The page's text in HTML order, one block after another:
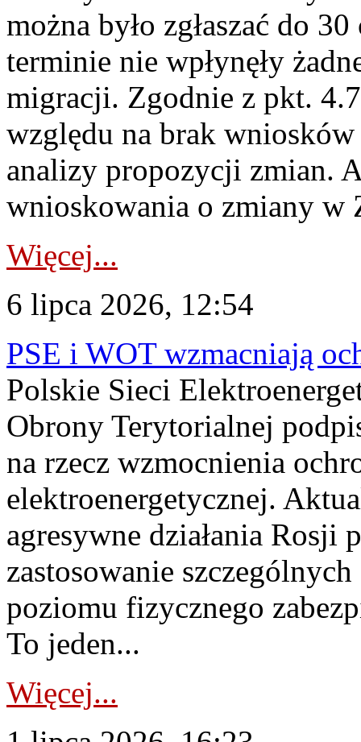
można było zgłaszać do
terminie nie wpłynęły
migracji. Zgodnie z pkt.
względu na brak
analizy propozycji zmian.
wnioskowania o zmiany w
Więcej...
6 lipca 2026, 12:54
PSE i WOT wzmacniają
Polskie Sieci
Obrony Terytorialnej
na rzecz wzmocnienia
elektroenergetycznej.
agresywne działania Rosji
zastosowanie
poziomu fizycznego
To jeden...
Więcej...